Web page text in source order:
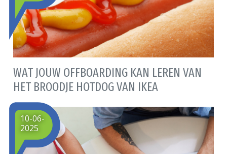
WAT JOUW OFFBOARDING KAN LEREN VAN
HET BROODJE HOTDOG VAN IKEA
10-06-
2025